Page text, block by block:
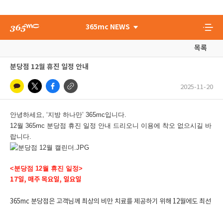
365mc NEWS
목록
분당점 12월 휴진 일정 안내
2025-11-20
안녕하세요, ‘지방 하나만’ 365mc입니다.
12월 365mc 분당점 휴진 일정 안내 드리오니 이용에 착오 없으시길 바
랍니다.
<분당점 12월 휴진 일정>
17일, 매주 목요일, 일요일
365mc 분당점은 고객님께 최상의 비만 치료를 제공하기 위해 12월에도 최선